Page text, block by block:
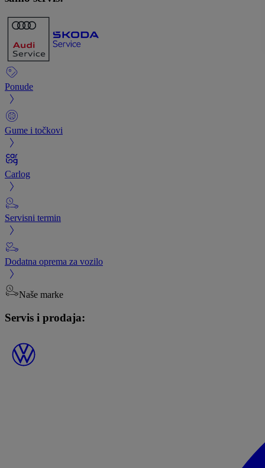
Ponude
Gume i točkovi
Carlog
Servisni termin
Dodatna oprema za vozilo
Naše marke
Servis i prodaja: